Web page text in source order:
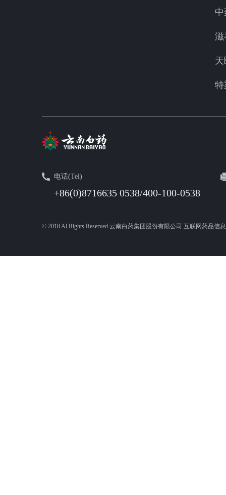
滋
特
电话(Tel)
+86(0)8716635 0538/400-100-0538
© 2018 Al Rights Reserved 云南白药集团股份有限公司 互联网药品信